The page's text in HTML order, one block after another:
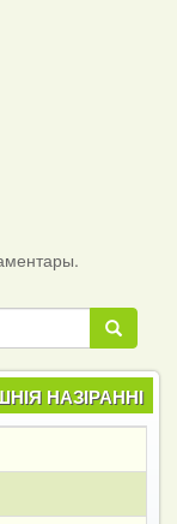
Пошук
Пошук
НАЗІРАННІ